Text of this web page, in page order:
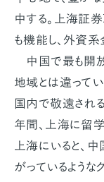
中する。上海証
も機能し、外資
中国で最も開放
地域とは違って
国内で敬遠され
年間、上海に留
上海にいると、
がっているよう